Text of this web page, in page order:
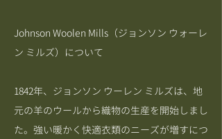
Johnson Woolen Mills（ジョンソン ウォーレ
ン ミルズ）について
1842年、ジョンソン ウーレン ミルズは、地
元の羊のウールから織物の生産を開始しまし
た。強い暖かく快適衣類のニーズが増すにつ